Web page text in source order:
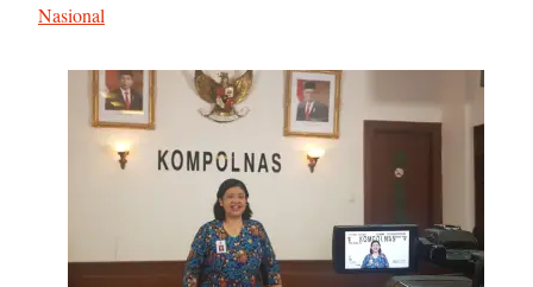
Sehubungan dengan
Nasional